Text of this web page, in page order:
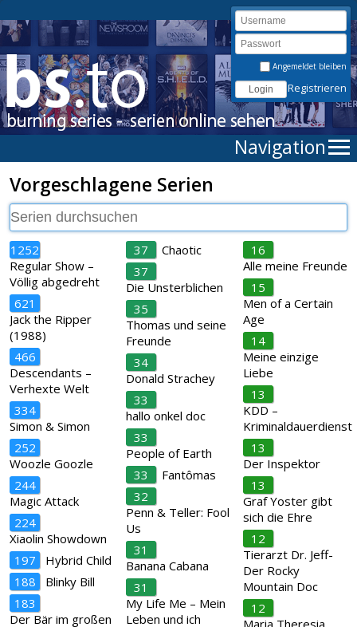
Angemeldet bleiben
Registrieren
Navigation
Vorgeschlagene Serien
1252
Regular Show –
Völlig abgedreht
621
Jack the Ripper
(1988)
466
Descendants –
Verhexte Welt
334
Simon & Simon
252
Woozle Goozle
244
Magic Attack
224
Xiaolin Showdown
197
Hybrid Child
188
Blinky Bill
183
Der Bär im großen
37
Chaotic
37
Die Unsterblichen
35
Thomas und seine
Freunde
34
Donald Strachey
33
hallo onkel doc
33
People of Earth
33
Fantômas
32
Penn & Teller: Fool
Us
31
Banana Cabana
31
My Life Me – Mein
Leben und ich
16
Alle meine Freunde
15
Men of a Certain
Age
14
Meine einzige
Liebe
13
KDD –
Kriminaldauerdienst
13
Der Inspektor
13
Graf Yoster gibt
sich die Ehre
12
Tierarzt Dr. Jeff-
Der Rocky
Mountain Doc
12
Maria Theresia